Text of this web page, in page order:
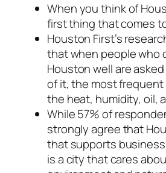
When you think of
first thing that comes
Houston First’s
that when people who
Houston well are
of it, the most
the heat, humidity, oil,
While 57% of
strongly agree that
that supports
is a city that cares